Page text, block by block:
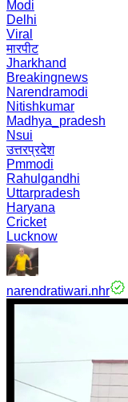
Modi
Delhi
Viral
मारपीट
Jharkhand
Breakingnews
Narendramodi
Nitishkumar
Madhya_pradesh
Nsui
उत्तरप्रदेश
Pmmodi
Rahulgandhi
Uttarpradesh
Haryana
Cricket
Lucknow
narendratiwari.nhr